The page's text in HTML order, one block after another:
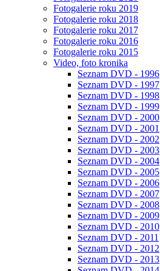
Fotogalerie roku 2019
Fotogalerie roku 2018
Fotogalerie roku 2017
Fotogalerie roku 2016
Fotogalerie roku 2015
Video, foto kronika
Seznam DVD - 1996
Seznam DVD - 1997
Seznam DVD - 1998
Seznam DVD - 1999
Seznam DVD - 2000
Seznam DVD - 2001
Seznam DVD - 2002
Seznam DVD - 2003
Seznam DVD - 2004
Seznam DVD - 2005
Seznam DVD - 2006
Seznam DVD - 2007
Seznam DVD - 2008
Seznam DVD - 2009
Seznam DVD - 2010
Seznam DVD - 2011
Seznam DVD - 2012
Seznam DVD - 2013